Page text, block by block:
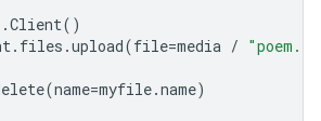
.Client()
. files .upload(file=media /
(name=myfile.name)